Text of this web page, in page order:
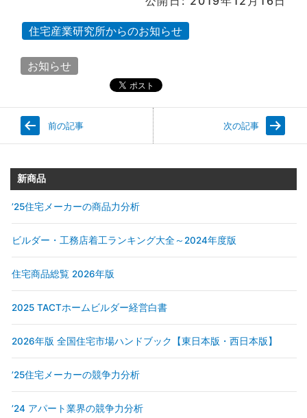
住宅産業研究所からのお知らせ
お知らせ
前の記事 次の記事
新商品
’25住宅メーカーの商品力分析
ビルダー・工務店着工ランキング大全～2024年度版
住宅商品総覧 2026年版
2025 TACTホームビルダー経営白書
2026年版 全国住宅市場ハンドブック【東日本版・西日本版】
’25住宅メーカーの競争力分析
’24 アパート業界の競争力分析